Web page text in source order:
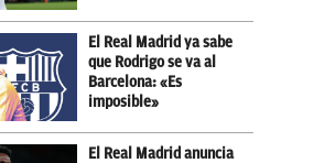
El Real Madrid ya sabe
que Rodrigo se va al
Barcelona: «Es
imposible»
El Real Madrid anuncia